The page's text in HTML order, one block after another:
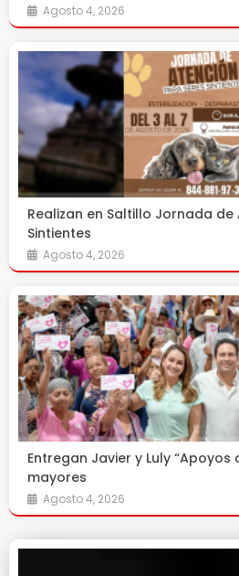
Agosto 4, 2026
Realizan en Saltillo Jornada
Sintientes
Agosto 4, 2026
Entregan Javier y Luly
mayores
Agosto 4, 2026